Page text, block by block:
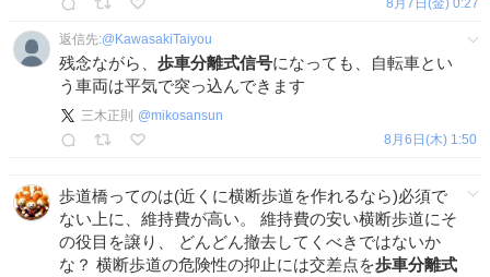
返信先:@ KawasakiTaiyou
残念ながら、 歩車分離式信号になっても、自転車とい
う車両は平気で突っ込んできます
三木正則 @mikosansun
8月6日(木) 1:50
歩道橋ってのは(近くに横断歩道を作れるなら)必須で
ない上に、維持費が高い。 維持費の安い横断歩道にそ
の役目を譲り、 どんどん撤去してくべきではないか
な？ 横断歩道の危険性の抑止には交差点を歩車分離式